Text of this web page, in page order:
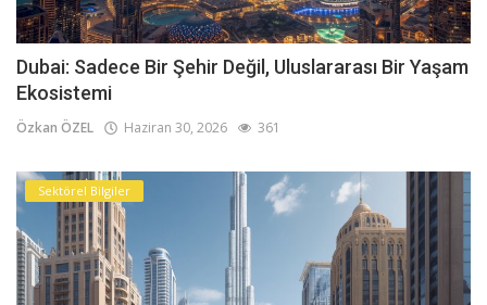
Dubai: Sadece Bir Şehir Değil, Uluslararası Bir Yaşam
Ekosistemi
Özkan ÖZEL Haziran 30, 2026 361
Sektörel Bilgiler